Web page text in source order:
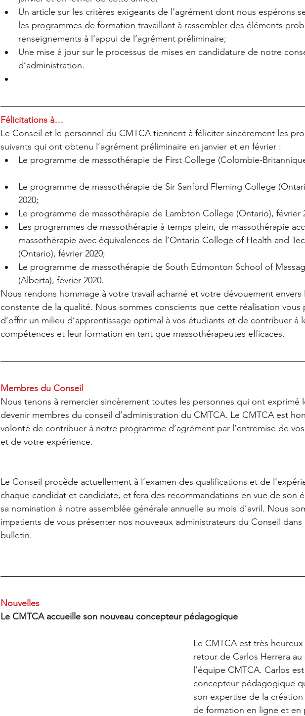
Un article sur les critères exigeants de l’agrément dont nous espérons
les programmes de formation travaillant à rassembler des éléments
renseignements à l’appui de l’agrément préliminaire;
Une mise à jour sur le processus de mises en candidature de notre
d’administration.
Félicitations à…
Le Conseil et le personnel du CMTCA tiennent à féliciter sincèrement les
suivants qui ont obtenu l’agrément préliminaire en janvier et en février :
Le programme de massothérapie de First College (Colombie-
Le programme de massothérapie de Sir Sanford Fleming College
2020;
Le programme de massothérapie de Lambton College (Ontario), février
Les programmes de massothérapie à temps plein, de massothérapie
massothérapie avec équivalences de l’Ontario College of Health and
(Ontario), février 2020;
Le programme de massothérapie de South Edmonton School of
(Alberta), février 2020.
Nous rendons hommage à votre travail acharné et votre dévouement envers
constante de la qualité. Nous sommes conscients que cette réalisation vous
d’offrir un milieu d’apprentissage optimal à vos étudiants et de contribuer à
compétences et leur formation en tant que massothérapeutes efficaces.
Membres du Conseil
Nous tenons à remercier sincèrement toutes les personnes qui ont exprimé
devenir membres du conseil d’administration du CMTCA. Le CMTCA est
volonté de contribuer à notre programme d’agrément par l’entremise de
et de votre expérience.
Le Conseil procède actuellement à l’examen des qualifications et de
chaque candidat et candidate, et fera des recommandations en vue de son
sa nomination à notre assemblée générale annuelle au mois d’avril. Nous
impatients de vous présenter nos nouveaux administrateurs du Conseil
bulletin.
Nouvelles
Le CMTCA accueille son nouveau concepteur pédagogique
Le CMTCA est très heureux
retour de Carlos Herrera au
l’équipe CMTCA. Carlos
concepteur pédagogique
son expertise de la
de formation en ligne et en